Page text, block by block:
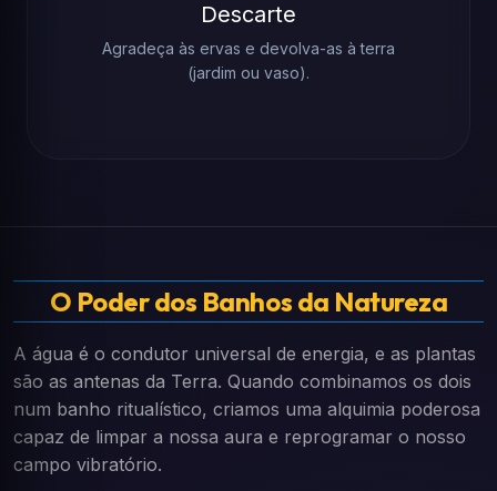
Descarte
Agradeça às ervas e devolva-as à terra
(jardim ou vaso).
O Poder dos Banhos da Natureza
A água é o condutor universal de energia, e as plantas
são as antenas da Terra. Quando combinamos os dois
num banho ritualístico, criamos uma alquimia poderosa
capaz de limpar a nossa aura e reprogramar o nosso
campo vibratório.